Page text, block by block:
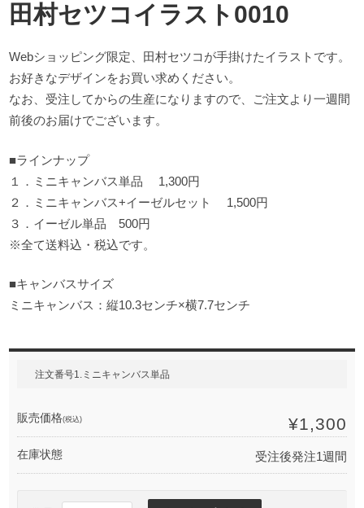
田村セツコイラスト0010
Webショッピング限定、田村セツコが手掛けたイラストです。
お好きなデザインをお買い求めください。
なお、受注してからの生産になりますので、ご注文より一週間
前後のお届けでございます。
■ラインナップ
１．ミニキャンバス単品 1,300円
２．ミニキャンバス+イーゼルセット 1,500円
３．イーゼル単品 500円
※全て送料込・税込です。
■キャンバスサイズ
ミニキャンバス：縦10.3センチ×横7.7センチ
注文番号1.ミニキャンバス単品
販売価格(税込) ¥1,300
在庫状態 受注後発注1週間